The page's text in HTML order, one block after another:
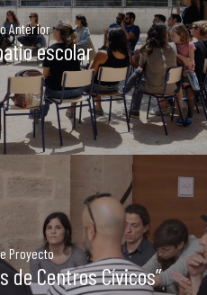
Anterior
escolar
Proyecto
de Centros Cívicos”
info@ladulaparticipacio.com
VLC
CAS